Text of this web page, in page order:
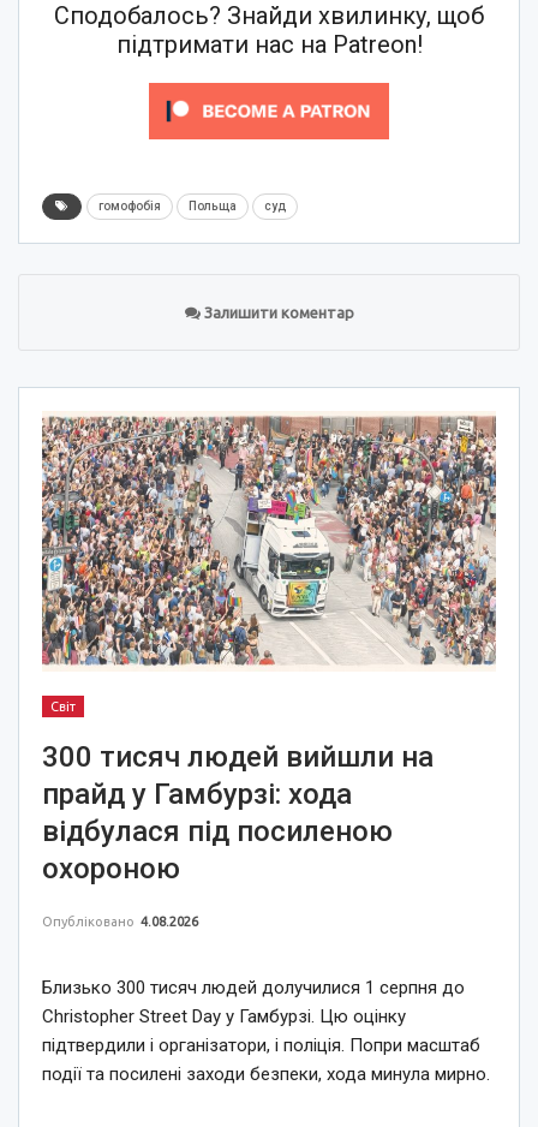
Сподобалось? Знайди хвилинку, щоб
підтримати нас на Patreon!
гомофобія Польща суд
Залишити коментар
Світ
300 тисяч людей вийшли на
прайд у Гамбурзі: хода
відбулася під посиленою
охороною
Опубліковано 4.08.2026
Близько 300 тисяч людей долучилися 1 серпня до
Christopher Street Day у Гамбурзі. Цю оцінку
підтвердили і організатори, і поліція. Попри масштаб
події та посилені заходи безпеки, хода минула мирно.